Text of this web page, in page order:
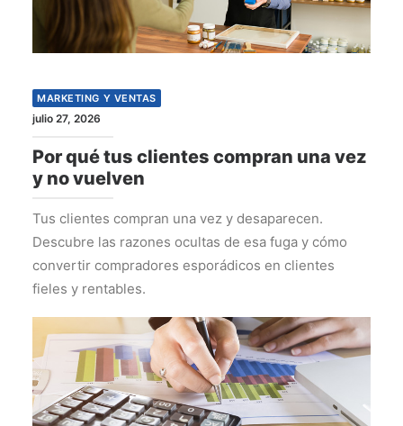
MARKETING Y VENTAS
julio 27, 2026
Por qué tus clientes compran una vez
y no vuelven
Tus clientes compran una vez y desaparecen.
Descubre las razones ocultas de esa fuga y cómo
convertir compradores esporádicos en clientes
fieles y rentables.